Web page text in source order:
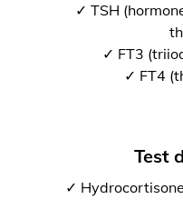
✓ TSH
✓ FT3
✓ FT4
Test
✓